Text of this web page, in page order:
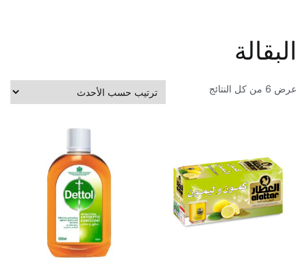
البقالة
عرض ⁦6⁩ من كل النتائج